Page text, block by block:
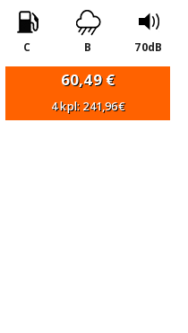
C B 70dB
60,49€
4 kpl: 241,96€